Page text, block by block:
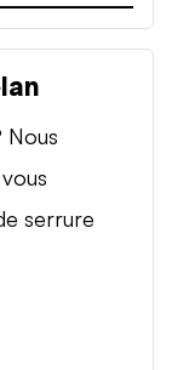
Nous
serrure